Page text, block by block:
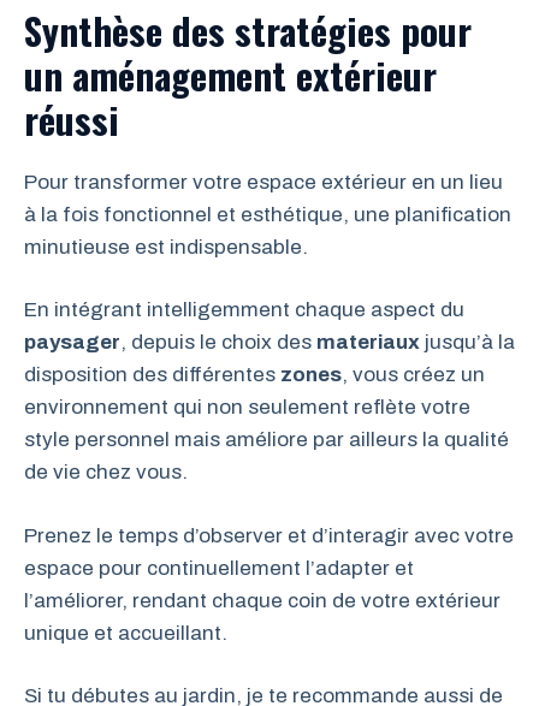
Synthèse des stratégies pour
un aménagement extérieur
réussi
Pour transformer votre espace extérieur en un lieu
à la fois fonctionnel et esthétique, une planification
minutieuse est indispensable.
En intégrant intelligemment chaque aspect du
paysager, depuis le choix des materiaux jusqu’à la
disposition des différentes zones, vous créez un
environnement qui non seulement reflète votre
style personnel mais améliore par ailleurs la qualité
de vie chez vous.
Prenez le temps d’observer et d’interagir avec votre
espace pour continuellement l’adapter et
l’améliorer, rendant chaque coin de votre extérieur
unique et accueillant.
Si tu débutes au jardin, je te recommande aussi de